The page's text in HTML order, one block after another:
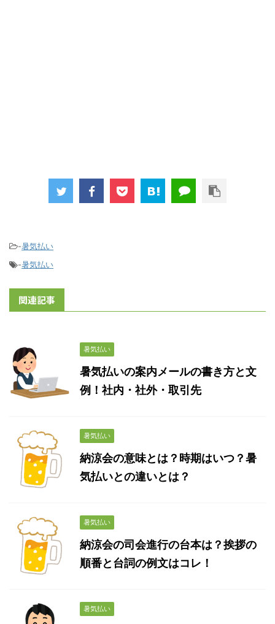
-暑気払い
-暑気払い
関連記事
暑気払い
暑気払いの案内メールの書き方と文
例！社内・社外・取引先
暑気払い
納涼会の意味とは？時期はいつ？暑
気払いとの違いとは？
暑気払い
納涼会の司会進行の台本は？挨拶の
順番と台詞の例文はコレ！
暑気払い